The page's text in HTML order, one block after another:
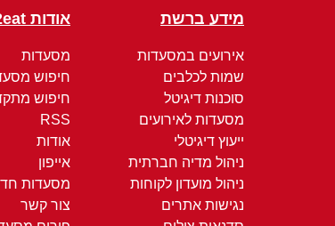
מידע ברשת
אירועים במסעדות
שמות לכלבים
סוכנות דיגיטל
מסעדות לאירועים
ייעוץ דיגיטלי
ניהול מדיה חברתית
ניהול מועדון לקוחות
נגישות אתרים
אודות 2eat
מסעדות
חיפוש
חיפוש
RSS
אודות
אייפון
מסעדות
צור קשר